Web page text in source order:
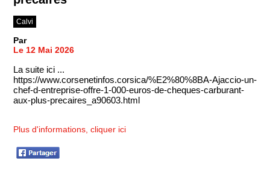
Calvi
Par
Le 12 Mai 2026
La suite ici ...
https://www.corsenetinfos.corsica/%E2%80%8BA-Ajaccio-un-
chef-d-entreprise-offre-1-000-euros-de-cheques-carburant-
aux-plus-precaires_a90603.html
Plus d'informations, cliquer ici